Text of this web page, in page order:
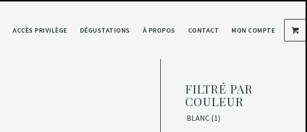
ACCÈS PRIVILÈGE DÉGUSTATIONS À PROPOS CONTACT MON COMPTE
FILTRÉ PAR
COULEUR
BLANC (1)